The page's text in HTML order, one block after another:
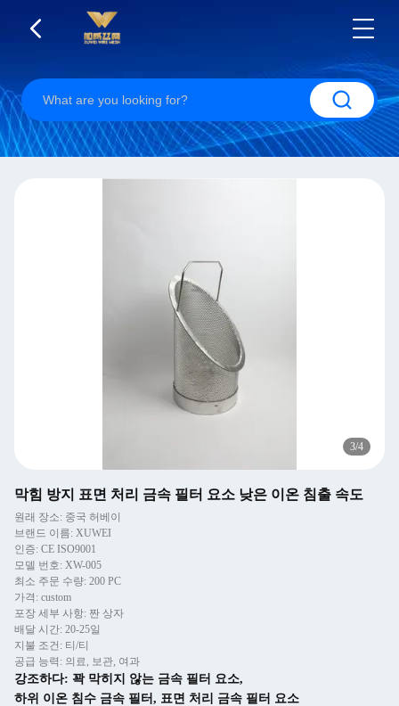
3/4
막힘 방지 표면 처리 금속 필터 요소 낮은 이온 침출 속도
원래 장소: 중국 허베이
브랜드 이름: XUWEI
인증: CE ISO9001
모델 번호: XW-005
최소 주문 수량: 200 PC
가격: custom
포장 세부 사항: 짠 상자
배달 시간: 20-25일
지불 조건: 티/티
공급 능력: 의료, 보관, 여과
강조하다: 꽉 막히지 않는 금속 필터 요소,
하위 이온 침수 금속 필터 , 표면 처리 금속 필터 요소